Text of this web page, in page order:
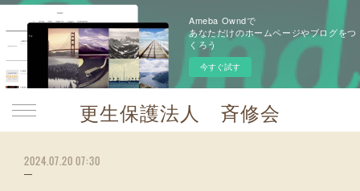
Ameba Owndで
あなただけのホームページやブログをつ
くろう
今すぐ試す
更生保護法人 斉修会
2024.07.20 07:30